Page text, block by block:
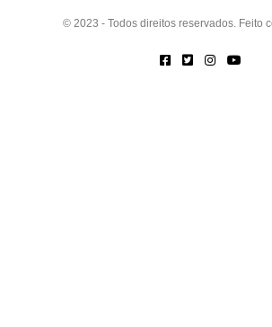
© 2023 - Todos direitos reservados. Feito